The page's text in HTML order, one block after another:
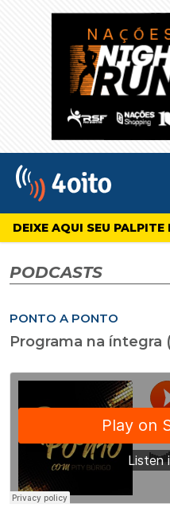
4oito
DEIXE AQUI SEU
PODCASTS
PONTO A PONTO
Programa na íntegra